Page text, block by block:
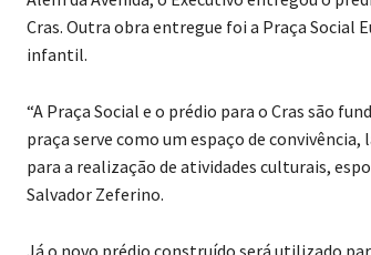
Cras. Outra obra entregue foi a Praça Social
infantil.
“A Praça Social e o prédio para o Cras são
praça serve como um espaço de
para a realização de atividades culturais,
Salvador Zeferino.